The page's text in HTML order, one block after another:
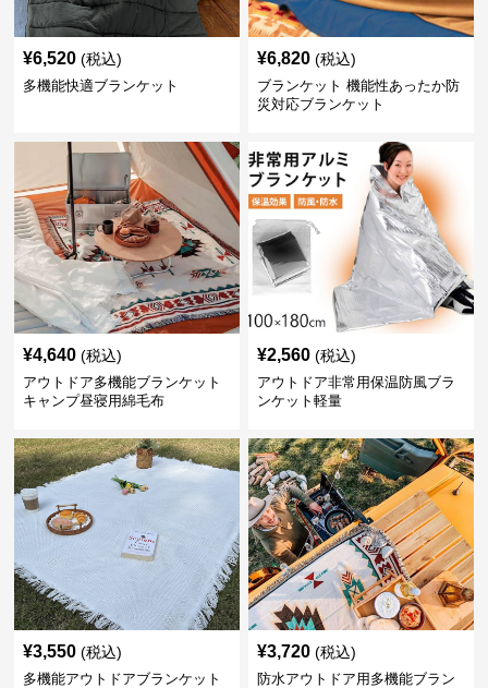
¥6,520 (税込)
多機能快適ブランケット
¥6,820 (税込)
ブランケット 機能性あったか防
災対応ブランケット
¥4,640 (税込)
アウトドア多機能ブランケット
キャンプ昼寝用綿毛布
¥2,560 (税込)
アウトドア非常用保温防風ブラ
ンケット軽量
¥3,550 (税込)
多機能アウトドアブランケット
¥3,720 (税込)
防水アウトドア用多機能ブラン